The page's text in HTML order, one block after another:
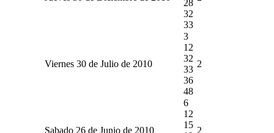
28
32
33
Viernes 30 de Julio de 2010
3
12
32
33
36
48
2
Sabado 26 de Junio de 2010
6
12
15
2